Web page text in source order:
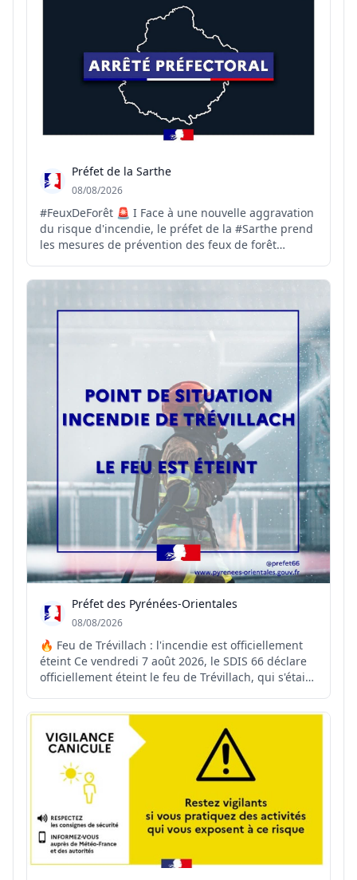
Préfet de la Sarthe
08/08/2026
#FeuxDeForêt 🚨 I Face à une nouvelle aggravation
du risque d'incendie, le préfet de la #Sarthe prend
les mesures de prévention des feux de forêt
stationnement motorisés à compter de ce vendredi
Préfet des Pyrénées-Orientales
08/08/2026
🔥 Feu de Trévillach : l'incendie est officiellement
éteint Ce vendredi 7 août 2026, le SDIS 66 déclare
officiellement éteint le feu de Trévillach, qui s'était
juillet, l'incendie a ensuite fait l'objet de près d'un
mois de surveillance renforcé...